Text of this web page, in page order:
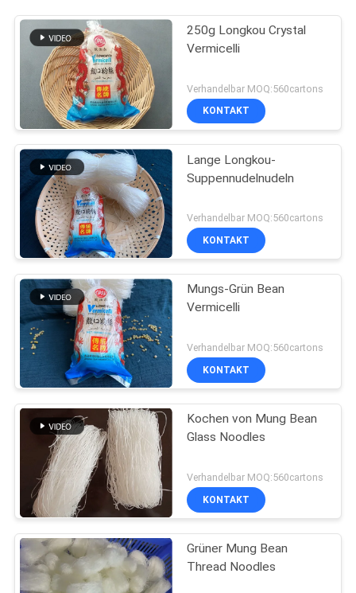
250g Longkou Crystal
Vermicelli
Verhandelbar MOQ:560cartons
KONTAKT
Lange Longkou-
Suppennudelnudeln
Verhandelbar MOQ:560cartons
KONTAKT
Mungs-Grün Bean
Vermicelli
Verhandelbar MOQ:560cartons
KONTAKT
Kochen von Mung Bean
Glass Noodles
Verhandelbar MOQ:560cartons
KONTAKT
Grüner Mung Bean
Thread Noodles